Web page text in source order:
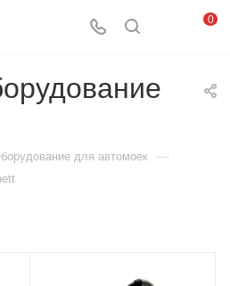
0
для автомоек —